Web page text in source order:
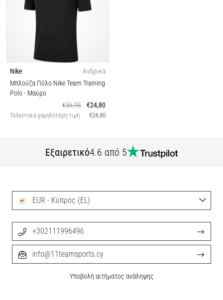
Nike
Ανδρικά
Μπλούζα Πόλο Nike Team Training
Polo- Μαύρο
€36,95
€24,80
Τελευταία χαμηλότερη τιμή €24,80
Εξαιρετικό4.6 από 5
EUR - Κύπρος (EL)
+302111996496
info@11teamsports.cy
Υποβολή αιτήματος ανάληψης